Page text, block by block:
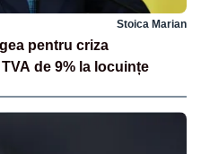
Stoica Marian
pentru criza
de 9% la locuințe